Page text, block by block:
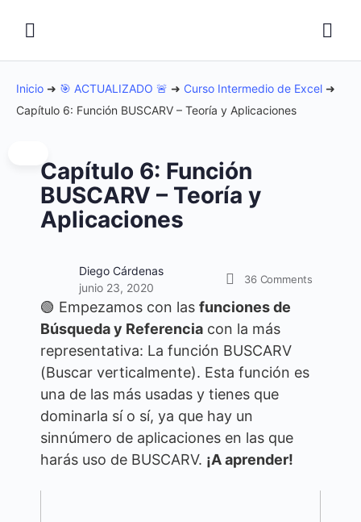
Inicio ➜ 🎯 ACTUALIZADO 🚨 ➜ Curso Intermedio de Excel ➜
Capítulo 6: Función BUSCARV – Teoría y Aplicaciones
Capítulo 6: Función
BUSCARV – Teoría y
Aplicaciones
Diego Cárdenas
junio 23, 2020
36 Comments
🟢 Empezamos con las funciones de
Búsqueda y Referencia con la más
representativa: La función BUSCARV
(Buscar verticalmente). Esta función es
una de las más usadas y tienes que
dominarla sí o sí, ya que hay un
sinnúmero de aplicaciones en las que
harás uso de BUSCARV. ¡A aprender!